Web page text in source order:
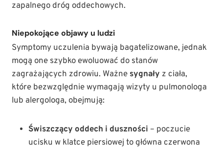
zapalnego dróg oddechowych.
Niepokojące objawy u ludzi
Symptomy uczulenia bywają bagatelizowane, jednak
mogą one szybko ewoluować do stanów
zagrażających zdrowiu. Ważne sygnały z ciała,
które bezwzględnie wymagają wizyty u pulmonologa
lub alergologa, obejmują:
Świszczący oddech i duszności – poczucie
ucisku w klatce piersiowej to główna czerwona